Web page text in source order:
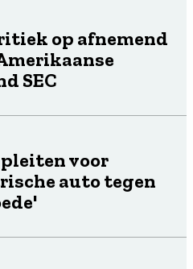
op afnemend
SEC
voor
auto tegen